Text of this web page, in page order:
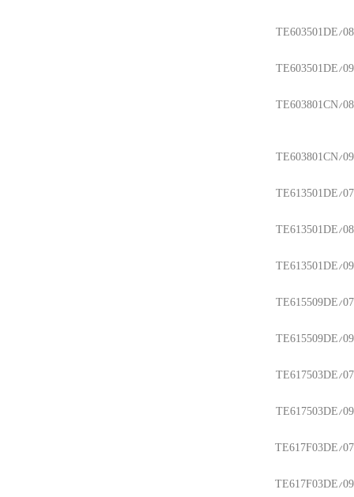
TE603501DE/08
TE603501DE/09
TE603801CN/08
TE603801CN/09
TE613501DE/07
TE613501DE/08
TE613501DE/09
TE615509DE/07
TE615509DE/09
TE617503DE/07
TE617503DE/09
TE617F03DE/07
TE617F03DE/09